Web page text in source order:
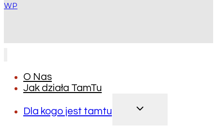
WP
O Nas
Jak działa TamTu
Dla kogo jest tamtu
PRZEŁĄCZ